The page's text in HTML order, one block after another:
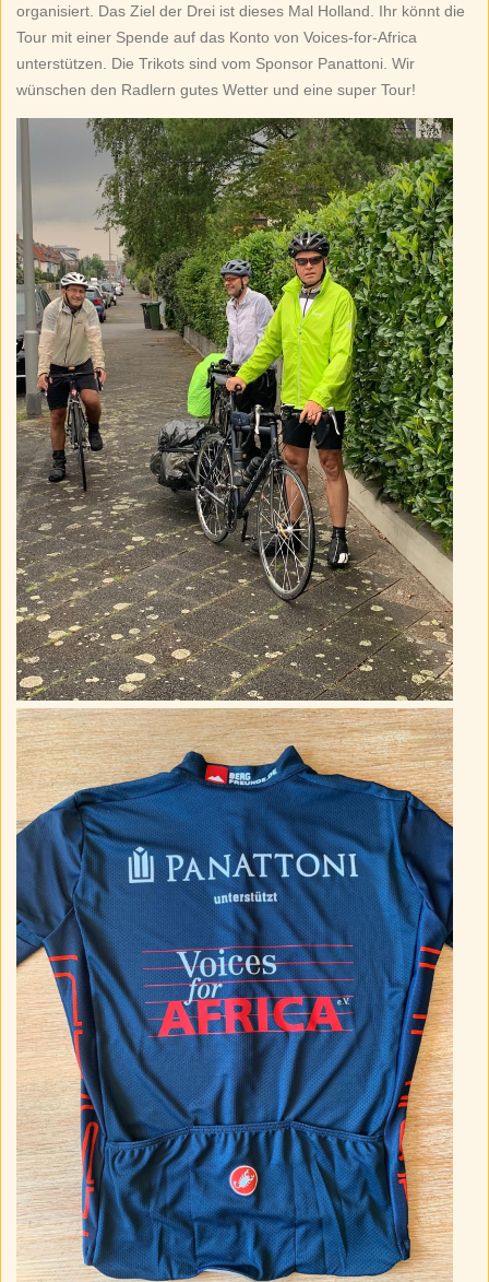
organisiert. Das Ziel der Drei ist dieses Mal Holland. Ihr könnt die
Tour mit einer Spende auf das Konto von Voices-for-Africa
unterstützen. Die Trikots sind vom Sponsor Panattoni. Wir
wünschen den Radlern gutes Wetter und eine super Tour!